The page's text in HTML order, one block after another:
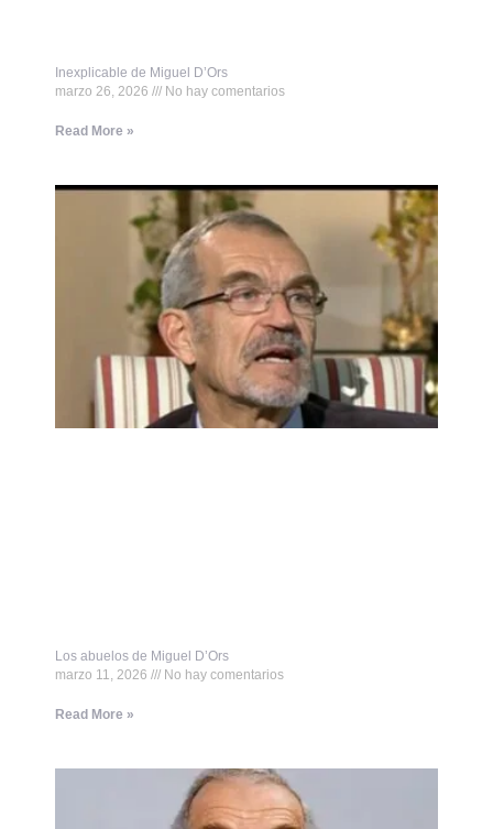
Inexplicable de Miguel D’Ors
marzo 26, 2026
No hay comentarios
Read More »
Los abuelos de Miguel D’Ors
marzo 11, 2026
No hay comentarios
Read More »